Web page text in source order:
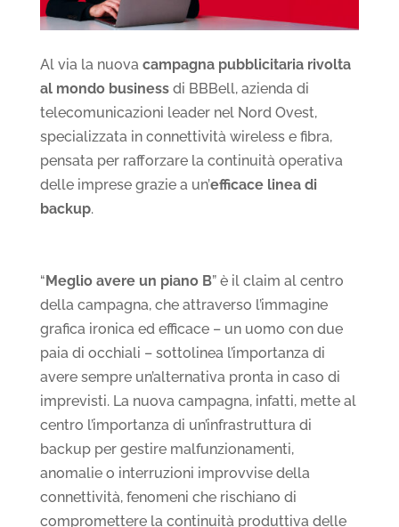
Al via la nuova campagna pubblicitaria rivolta
al mondo businessdi BBBell, azienda di
telecomunicazioni leader nel Nord Ovest,
specializzata in connettività wireless e fibra,
pensata per rafforzare la continuità operativa
delle imprese grazie a un’efficace linea di
backup.
“Meglio avere un piano B” è il claim al centro
della campagna, che attraverso l’immagine
grafica ironica ed efficace – un uomo con due
paia di occhiali – sottolinea l’importanza di
avere sempre un’alternativa pronta in caso di
imprevisti. La nuova campagna, infatti, mette al
centro l’importanza di un’infrastruttura di
backup per gestire malfunzionamenti,
anomalie o interruzioni improvvise della
connettività, fenomeni che rischiano di
compromettere la continuità produttiva delle